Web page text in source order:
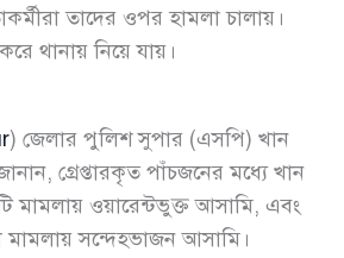
তাদের ওপর হামলা চালায়।
থানায় নিয়ে যায়।
) জেলার পুলিশ সুপার (এসপি) খান
গ্রেপ্তারকৃত পাঁচজনের মধ্যে খান
মামলায় ওয়ারেন্টভুক্ত আসামি, এবং
সন্দেহভাজন আসামি।